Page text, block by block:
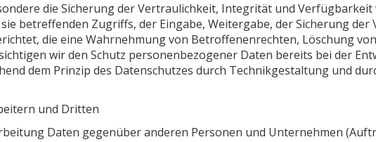
die Sicherung der Vertraulichkeit, Integrität und
betreffenden Zugriffs, der Eingabe, Weitergabe, der Sicherung
die eine Wahrnehmung von Betroffenenrechten, Löschung
wir den Schutz personenbezogener Daten bereits bei der
dem Prinzip des Datenschutzes durch Technikgestaltung und
und Dritten
Daten gegenüber anderen Personen und Unternehmen